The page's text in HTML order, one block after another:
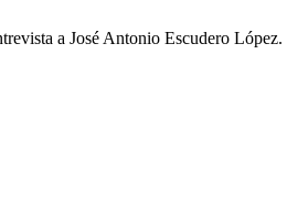
a José Antonio Escudero López.